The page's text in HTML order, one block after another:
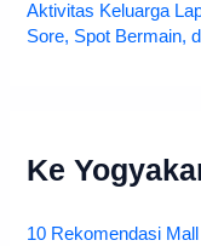
Aktivitas Keluarga
Sore, Spot Bermain,
Ke
10 Rekomendasi